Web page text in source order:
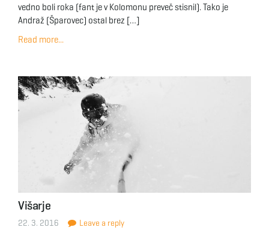
vedno boli roka (fant je v Kolomonu preveč stisnil). Tako je
Andraž (Šparovec) ostal brez […]
Read more...
Višarje
22. 3. 2016 Leave a reply